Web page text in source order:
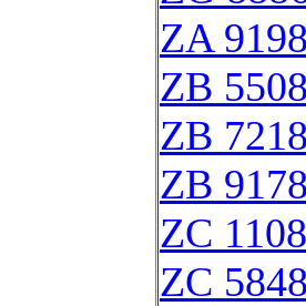
ZA
ZB
ZB
ZB
ZC
ZC